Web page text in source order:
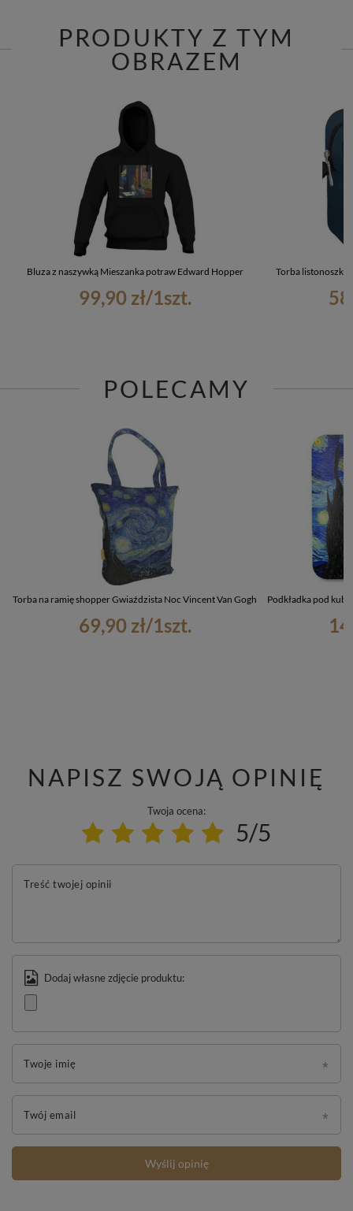
PRODUKTY Z TYM
OBRAZEM
Bluza z naszywką Mieszanka potraw Edward Hopper
99,90 zł/1szt.
Torba listonoszka
POLECAMY
Torba na ramię shopper Gwiaździsta Noc Vincent Van Gogh
69,90 zł/1szt.
Podkładka pod
NAPISZ SWOJĄ OPINIĘ
Twoja ocena:
5/5
Treść twojej opinii
Dodaj własne zdjęcie produktu:
Twoje imię
Twój email
Wyślij opinię